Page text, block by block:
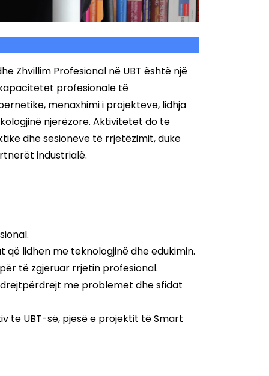
Zhvillim Profesional në UBT është një
profesionale të
menaxhimi i projekteve, lidhja
njerëzore. Aktivitetet do të
dhe sesioneve të rrjetëzimit, duke
industrialë.
lidhen me teknologjinë dhe edukimin.
të zgjeruar rrjetin profesional.
me problemet dhe sfidat
të UBT-së, pjesë e projektit të Smart